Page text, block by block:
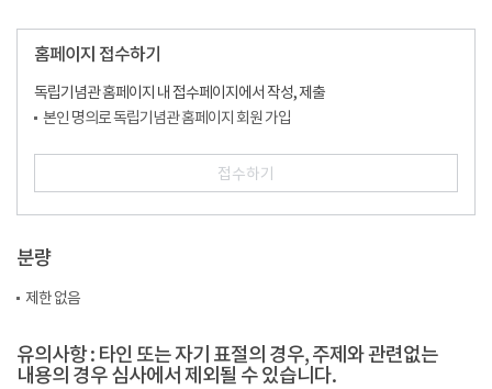
홈페이지 접수하기
독립기념관 홈페이지 내 접수페이지에서 작성, 제출
본인 명의로 독립기념관 홈페이지 회원 가입
접수하기
분량
제한 없음
유의사항 : 타인 또는 자기 표절의 경우, 주제와 관련없는
내용의 경우 심사에서 제외될 수 있습니다.